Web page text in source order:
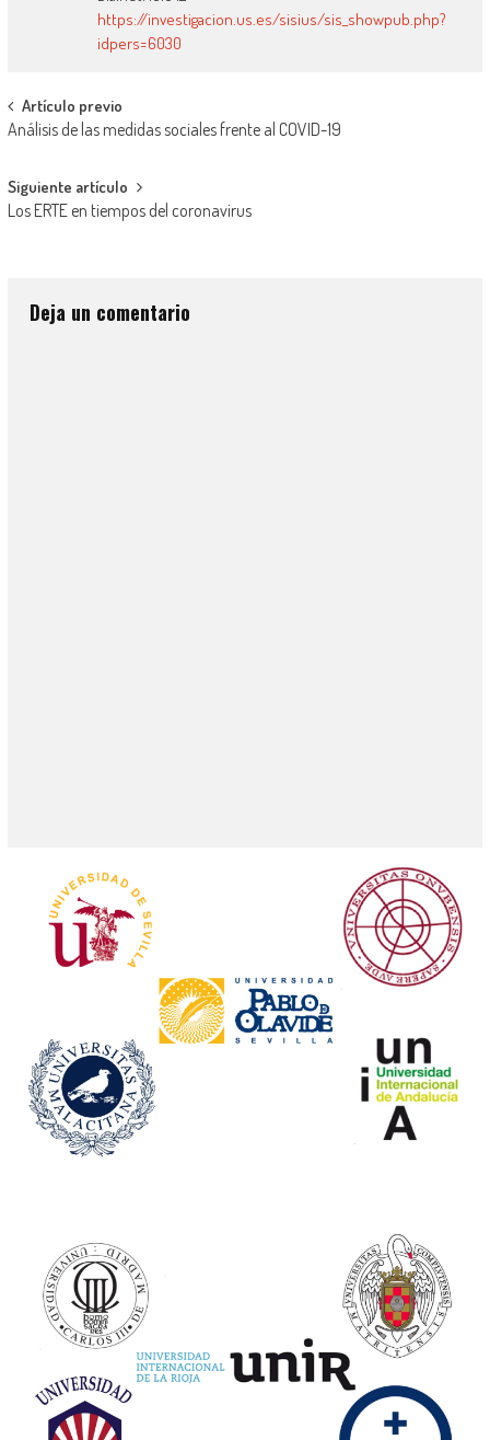
https://investigacion.us.es/sisius/sis_showpub.php?
idpers=6030
Artículo previo
Análisis de las medidas sociales frente al COVID-19
Siguiente artículo
Los ERTE en tiempos del coronavirus
Deja un comentario